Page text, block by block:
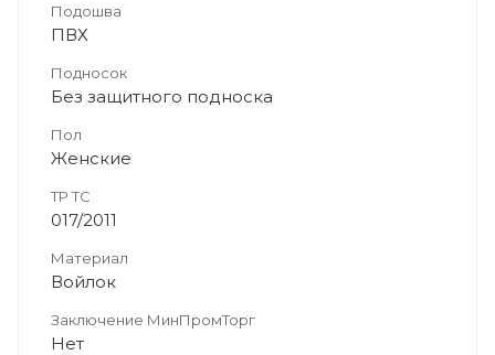
Подошва
ПВХ
Подносок
Без защитного подноска
Пол
Женские
ТР ТС
017/2011
Материал
Войлок
Заключение МинПромТорг
Нет